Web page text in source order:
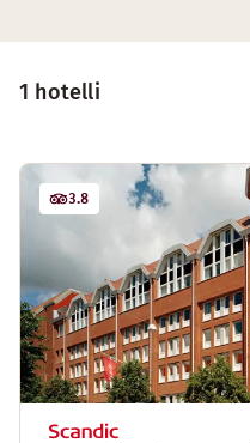
1 hotelli
3.8